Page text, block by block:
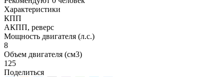
Характеристики
КПП
АКПП, реверс
Мощность двигателя (л.с.)
8
Объем двигателя (см3)
125
Поделиться